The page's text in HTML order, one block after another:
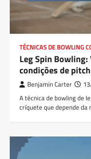
TÉCNICAS DE BOWLING
Leg Spin
condições de pitch
Benjamin Carter
A técnica de bowling de
críquete que depende